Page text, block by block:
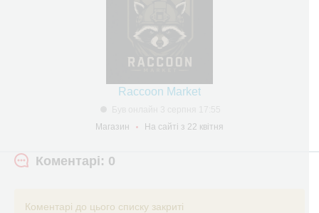
Raccoon Market
Магазин
На сайті з 22 квітня
Коментарі: 0
Коментарі до цього списку закриті